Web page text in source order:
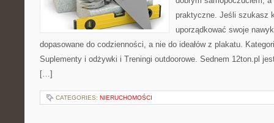
praktyczne. Jeśli szukasz
uporządkować swoje
dopasowane do codzienności, a nie do ideałów z plakatu.
Suplementy i odżywki i Treningi outdoorowe. Sednem 12ton.pl
[…]
CATEGORIES: NIERUCHOMOŚCI